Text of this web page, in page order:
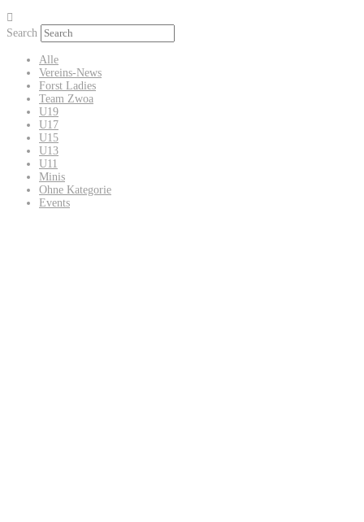
Search
Alle
Vereins-News
Forst Ladies
Team Zwoa
U19
U17
U15
U13
U11
Minis
Ohne Kategorie
Events